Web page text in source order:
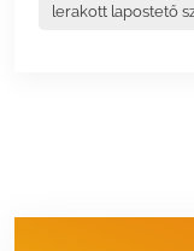
lerakott lapostető